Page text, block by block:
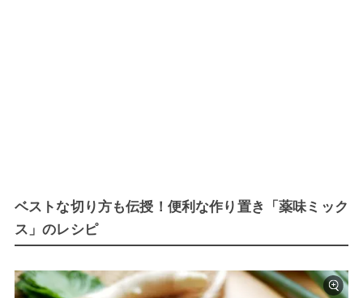
ベストな切り方も伝授！便利な作り置き「薬味ミック
ス」のレシピ